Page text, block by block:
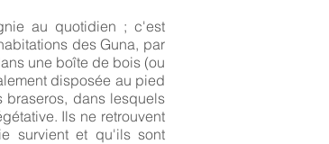
au quotidien ; c'est
des Guna, par
une boîte de bois (ou
disposée au pied
dans lesquels
Ils ne retrouvent
survient et qu'ils sont